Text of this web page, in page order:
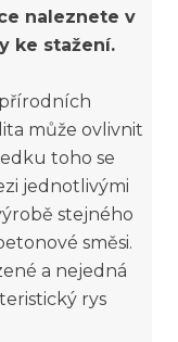
naleznete v
ke stažení.
může ovlivnit
toho se
jednotlivými
stejného
směsi.
a nejedná
rys